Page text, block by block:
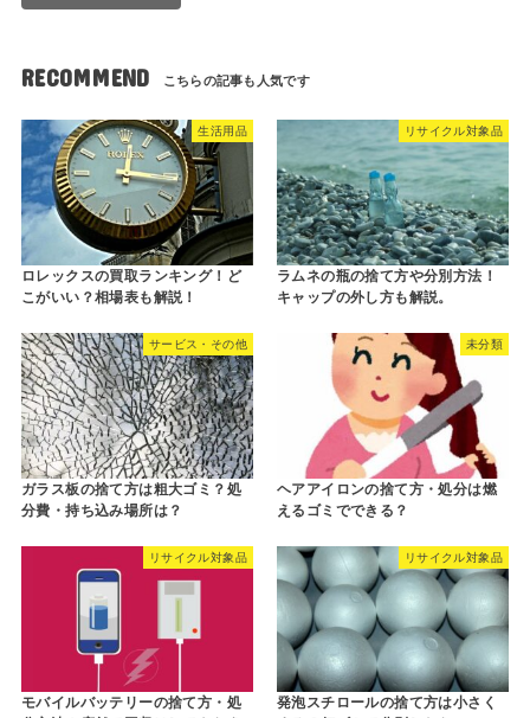
RECOMMEND
生活用品
ロレックスの買取ランキング！ど
こがいい？相場表も解説！
リサイクル対象品
ラムネの瓶の捨て方や分別方法！
キャップの外し方も解説。
サービス・その他
ガラス板の捨て方は粗大ゴミ？処
分費・持ち込み場所は？
未分類
ヘアアイロンの捨て方・処分は燃
えるゴミでできる？
リサイクル対象品
モバイルバッテリーの捨て方・処
リサイクル対象品
発泡スチロールの捨て方は小さく